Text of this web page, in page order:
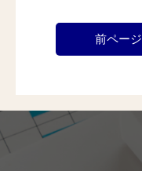
前ページ